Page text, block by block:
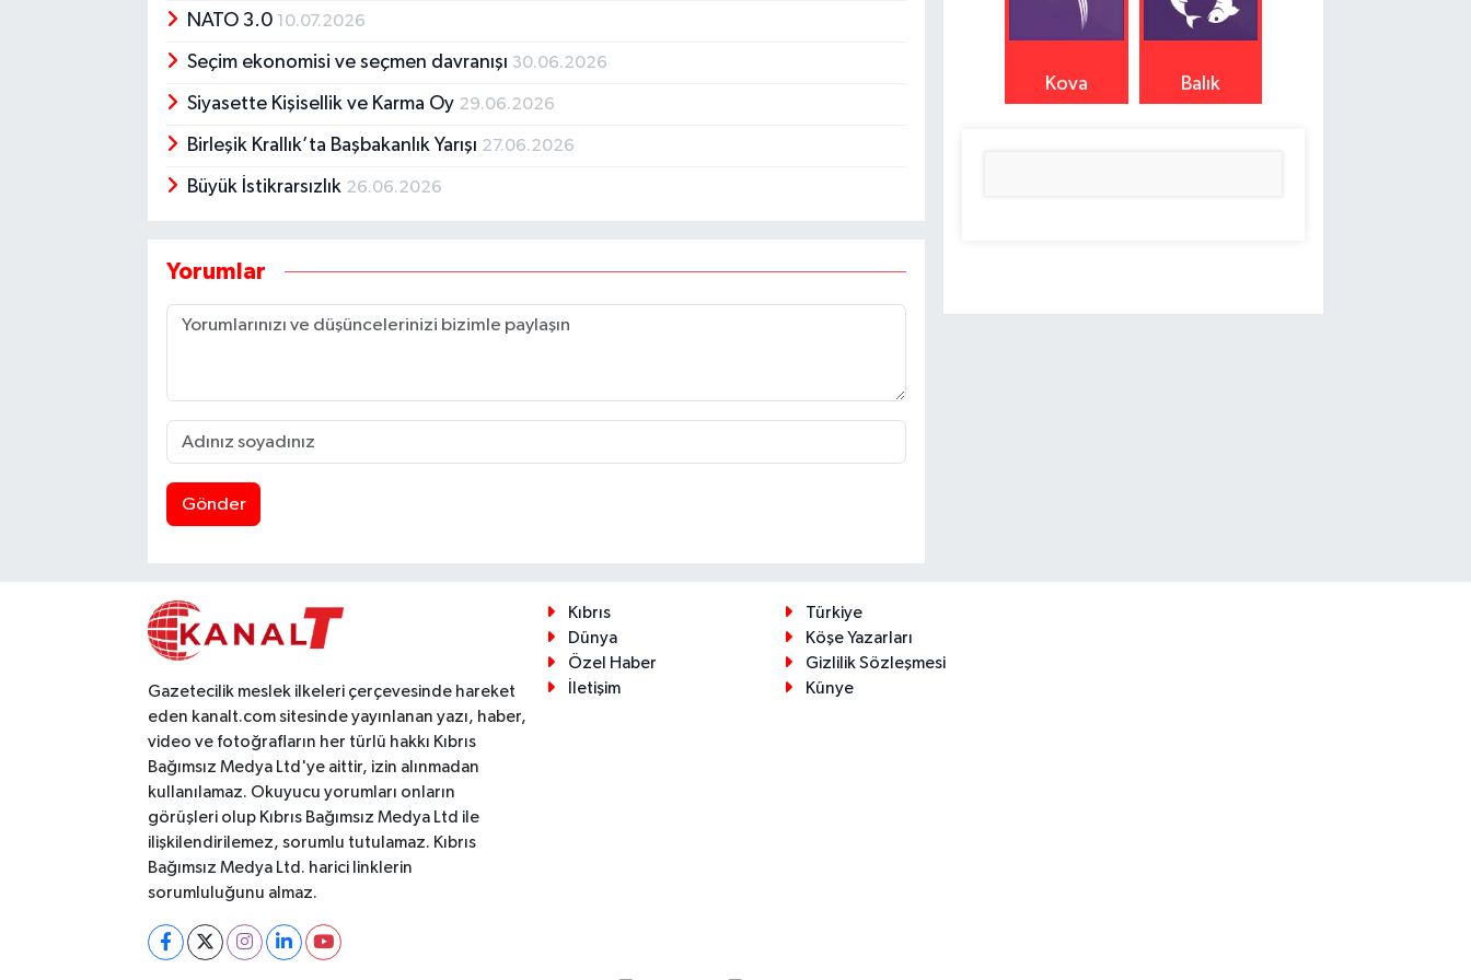
NATO 3.0 10.07.2026
Seçim ekonomisi ve seçmen davranışı 30.06.2026
Siyasette Kişisellik ve Karma Oy 29.06.2026
Birleşik Krallık’ta Başbakanlık Yarışı 27.06.2026
Büyük İstikrarsızlık 26.06.2026
Yorumlar
Gönder
Kova Balık
Gazetecilik meslek ilkeleri çerçevesinde hareket
eden kanalt.com sitesinde yayınlanan yazı, haber,
video ve fotoğrafların her türlü hakkı Kıbrıs
Bağımsız Medya Ltd'ye aittir, izin alınmadan
kullanılamaz. Okuyucu yorumları onların
görüşleri olup Kıbrıs Bağımsız Medya Ltd ile
ilişkilendirilemez, sorumlu tutulamaz. Kıbrıs
Bağımsız Medya Ltd. harici linklerin
sorumluluğunu almaz.
Kıbrıs
Türkiye
Dünya
Köşe Yazarları
Özel Haber
Gizlilik Sözleşmesi
İletişim
Künye